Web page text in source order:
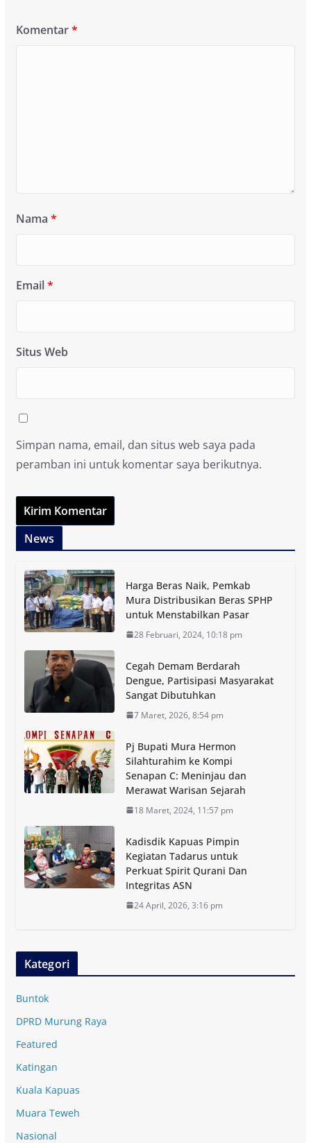
Komentar*
Nama *
Email*
Situs Web
Simpan nama, email, dan situs web saya pada
peramban ini untuk komentar saya berikutnya.
News
Harga Beras Naik, Pemkab
Mura Distribusikan Beras SPHP
untuk Menstabilkan Pasar
28 Februari, 2024, 10:18 pm
Cegah Demam Berdarah
Dengue, Partisipasi Masyarakat
Sangat Dibutuhkan
7 Maret, 2026, 8:54 pm
Pj Bupati Mura Hermon
Silahturahim ke Kompi
Senapan C: Meninjau dan
Merawat Warisan Sejarah
18 Maret, 2024, 11:57 pm
Kadisdik Kapuas Pimpin
Kegiatan Tadarus untuk
Perkuat Spirit Qurani Dan
Integritas ASN
24 April, 2026, 3:16 pm
Kategori
Buntok
DPRD Murung Raya
Featured
Katingan
Kuala Kapuas
Muara Teweh
Nasional